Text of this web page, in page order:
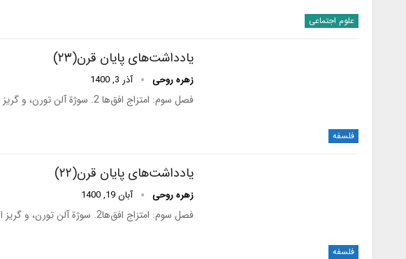
علوم اجتماعی
فلسفه
یادداشت‌های پایان قرن(۲۳)
زهره روحی آذر 3, 1400
فصل سوم: امتزاج افق‌ها 2. سوژة آلن تورن، و گریز از امر کلی (ادامه از قبل)باری، زمانی که مشروعیت…
فلسفه
یادداشت‌های پایان قرن(۲۲)
زهره روحی آبان 19, 1400
فصل سوم: امتزاج افق‌ها2. سوژة آلن تورن، و گریز از امر کلی (ادامه از قبل)تورن به خوبی می‌داند…